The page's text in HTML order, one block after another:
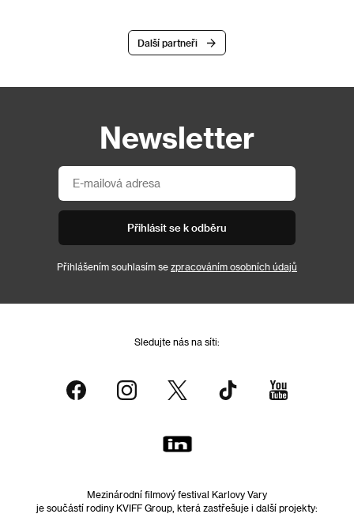
Další partneři
Newsletter
Přihlásit se k odběru
Přihlášením souhlasím se zpracováním osobních údajů
Sledujte nás na síti:
Mezinárodní filmový festival Karlovy Vary
je součástí rodiny KVIFF Group, která zastřešuje i další projekty: